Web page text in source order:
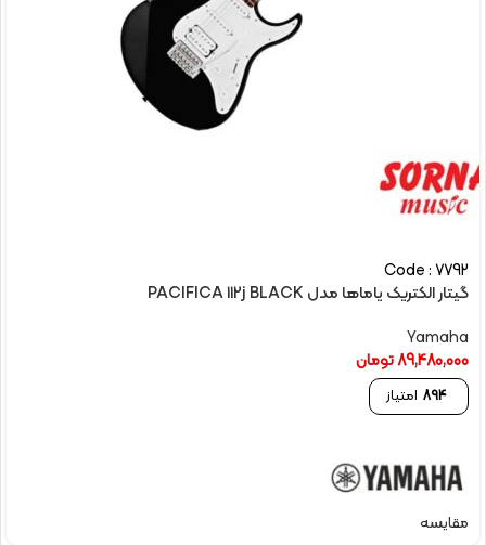
Code : 7792
گیتار الکتریک یاماها مدل PACIFICA 112j BLACK
Yamaha
89,480,000تومان
894 امتیاز
مقایسه